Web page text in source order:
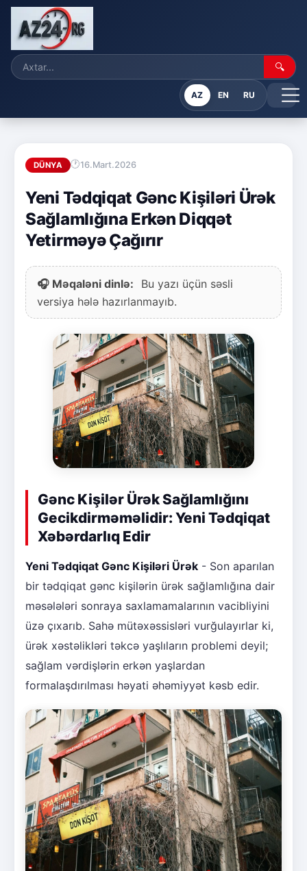
🔍
AZ EN RU
DÜNYA 16.Mart.2026
Yeni Tədqiqat Gənc Kişiləri Ürək
Sağlamlığına Erkən Diqqət
Yetirməyə Çağırır
🎧 Məqaləni dinlə:
Bu yazı üçün səsli
versiya hələ hazırlanmayıb.
Gənc Kişilər Ürək Sağlamlığını
Gecikdirməməlidir: Yeni Tədqiqat
Xəbərdarlıq Edir
Yeni Tədqiqat Gənc Kişiləri Ürək - Son aparılan
bir tədqiqat gənc kişilərin ürək sağlamlığına dair
məsələləri sonraya saxlamamalarının vacibliyini
üzə çıxarıb. Sahə mütəxəssisləri vurğulayırlar ki,
ürək xəstəlikləri təkcə yaşlıların problemi deyil;
sağlam vərdişlərin erkən yaşlardan
formalaşdırılması həyati əhəmiyyət kəsb edir.